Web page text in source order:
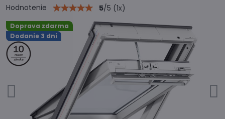
Doprava zdarma
Dodanie 3 dni
Hodnotenie 5/5 (1x)